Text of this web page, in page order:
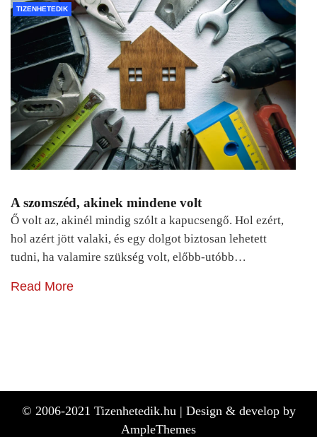
TIZENHETEDIK
A szomszéd, akinek mindene volt
Ő volt az, akinél mindig szólt a kapucsengő. Hol ezért,
hol azért jött valaki, és egy dolgot biztosan lehetett
tudni, ha valamire szükség volt, előbb-utóbb…
Read More
© 2006-2021 Tizenhetedik.hu | Design & develop by
AmpleThemes